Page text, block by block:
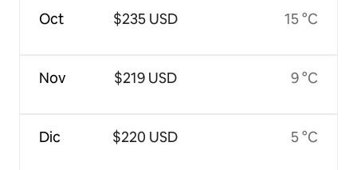
Oct
Nov
Dic
$235 USD
$219 USD
$220 USD
15 °C
9 °C
5 °C